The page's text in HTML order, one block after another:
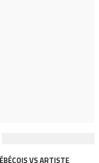
VS ARTISTE